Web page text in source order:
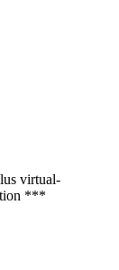
virtual-
***